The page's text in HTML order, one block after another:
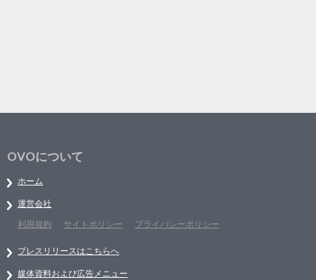
OVOについて
ホーム
運営会社
利用規約
サイトポリシー プライバシーポリシー
プレスリリースはこちらへ
媒体資料および広告メニュー